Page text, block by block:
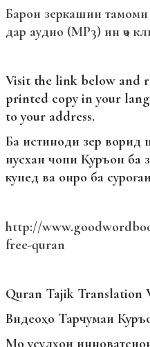
Барои зеркашии тамоми
дар аудио (MP3) ин ҷо
Visit the link below and
printed copy in your
to your address.
Ба истиноди зер ворид
нусхаи чопи Қуръон ба
кунед ва онро ба
http://
free-quran
Quran Tajik Translation
Видеоҳо Тарчумаи